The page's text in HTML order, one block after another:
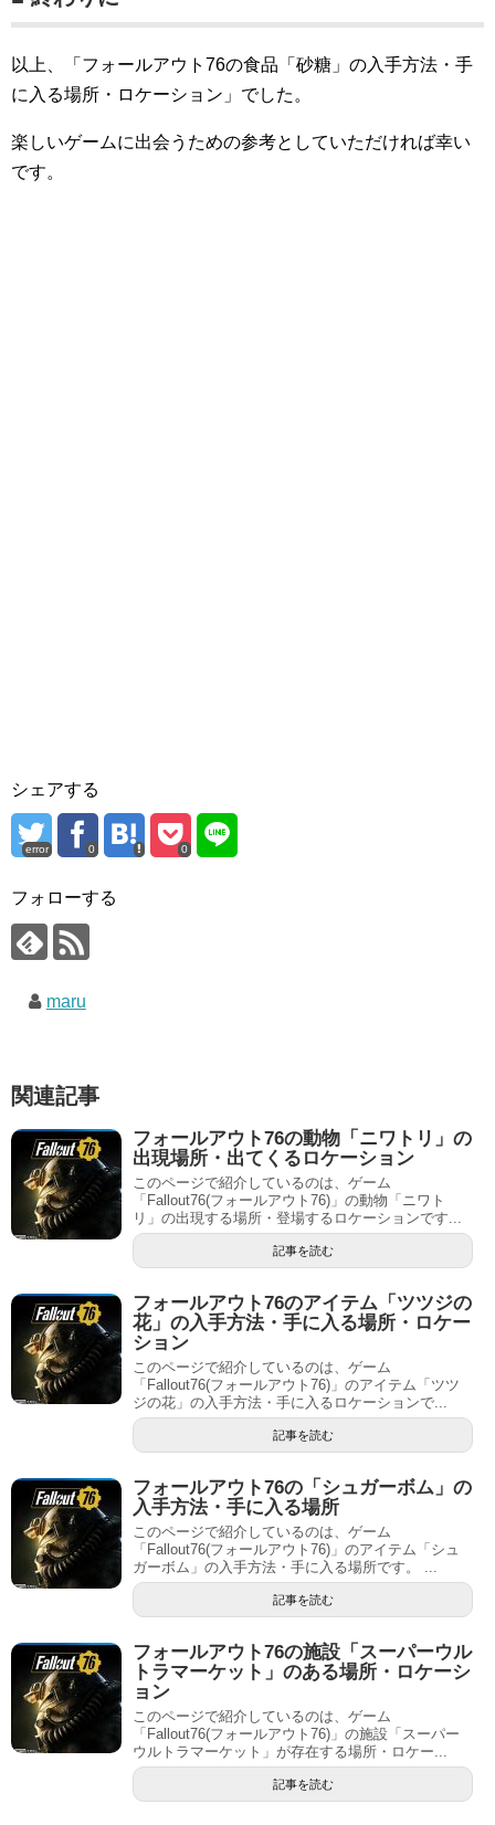
以上、「フォールアウト76の食品「砂糖」の入手方法・手
に入る場所・ロケーション」でした。
楽しいゲームに出会うための参考としていただければ幸い
です。
シェアする
error 0 0
フォローする
maru
関連記事
フォールアウト76の動物「ニワトリ」の
出現場所・出てくるロケーション
このページで紹介しているのは、ゲーム
「Fallout76(フォールアウト76)」の動物「ニワト
リ」の出現する場所・登場するロケーションです...
記事を読む
フォールアウト76のアイテム「ツツジの
花」の入手方法・手に入る場所・ロケー
ション
このページで紹介しているのは、ゲーム
「Fallout76(フォールアウト76)」のアイテム「ツツ
ジの花」の入手方法・手に入るロケーションで...
記事を読む
フォールアウト76の「シュガーボム」の
入手方法・手に入る場所
このページで紹介しているのは、ゲーム
「Fallout76(フォールアウト76)」のアイテム「シュ
ガーボム」の入手方法・手に入る場所です。 ...
記事を読む
フォールアウト76の施設「スーパーウル
トラマーケット」のある場所・ロケーシ
ョン
このページで紹介しているのは、ゲーム
「Fallout76(フォールアウト76)」の施設「スーパー
ウルトラマーケット」が存在する場所・ロケー...
記事を読む